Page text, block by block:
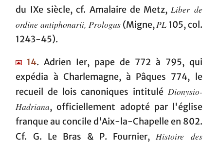
du IXe siècle, cf. Amalaire de Metz,Liber de
ordine antiphonarii, Prologus(Migne,PL 105, col.
1243-45).
14. Adrien Ier, pape de 772 à 795, qui
expédia à Charlemagne, à Pâques 774, le
recueil de lois canoniques intitulé Dionysio-
Hadriana, officiellement adopté par l'église
franque au concile d'Aix-la-Chapelle en 802.
Cf. G. Le Bras & P. Fournier,Histoire des